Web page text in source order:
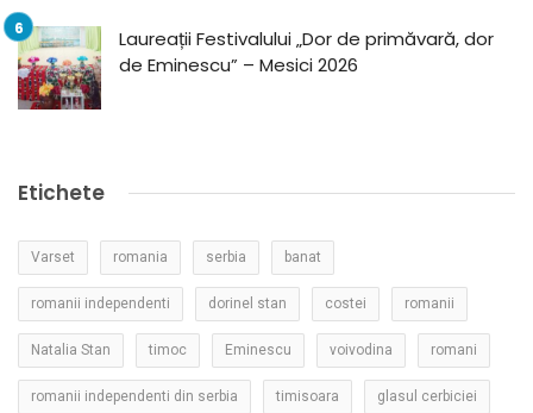
Laureații Festivalului „Dor de primăvară, dor
de Eminescu” – Mesici 2026
Etichete
Varset romania serbia banat
romanii independenti dorinel stan costei romanii
Natalia Stan timoc Eminescu voivodina romani
romanii independenti din serbia timisoara glasul cerbiciei